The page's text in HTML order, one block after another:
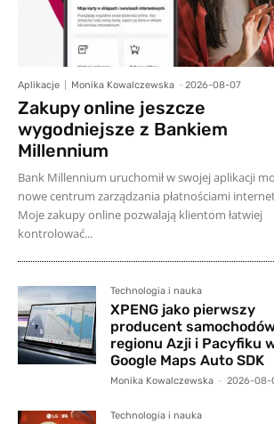
Aplikacje Monika Kowalczewska - 2026-08-07
Zakupy online jeszcze
wygodniejsze z Bankiem
Millennium
Bank Millennium uruchomił w swojej aplikacji
nowe centrum zarządzania płatnościami
Moje zakupy online pozwalają klientom łatwiej
kontrolować...
Technologia i nauka
XPENG jako pierwszy
producent
regionu Azji i Pacyfiku
Google Maps Auto SDK
Monika Kowalczewska - 2026-08-
Technologia i nauka